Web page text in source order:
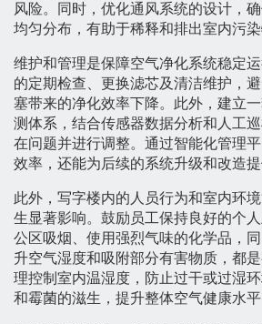
风险。同时，优化通风系统的设计，
均匀分布，有助于稀释和排出室内污染
维护和管理是保障空气净化系统稳定
的定期检查、更换滤芯及清洁维护，
塞带来的净化效率下降。此外，建立
测体系，结合传感器数据分析和人工
在问题并进行调整。通过智能化管理
效率，还能为后续的系统升级和改造提
此外，写字楼内的人员行为和室内环
生显著影响。鼓励员工保持良好的个
公区吸烟、使用强烈气味的化学品，
升空气湿度和吸附部分有害物质，都
理控制室内温湿度，防止过干或过湿
和霉菌的滋生，提升整体空气健康水平